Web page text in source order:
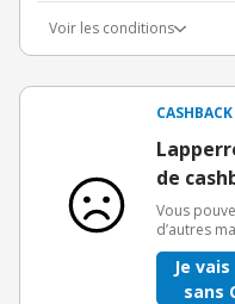
Voir les conditions
3€ de bienvenue crédités
Offre réservée à une
de
Vous
d’autres
Je
sans